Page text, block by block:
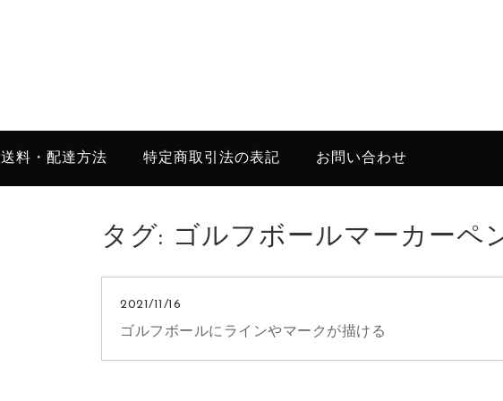
送料・配達方法 特定商取引法の表記 お問い合わせ
タグ: ゴルフボールマーカーペ
2021/11/16
ゴルフボールにラインやマークが描ける